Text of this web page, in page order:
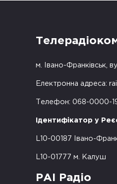
м. Івано-Франківськ,
Електронна адреса:
Телефон: 068-0000-
Ідентифікатор у
L10-00187 Івано-
L10-01777 м. Калуш
РАІ Радіо